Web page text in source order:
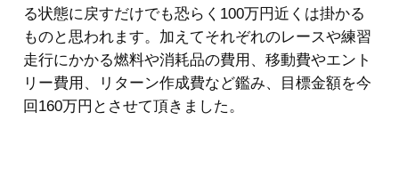
る状態に戻すだけでも恐らく100万円近くは掛かる
ものと思われます。加えてそれぞれのレースや練習
走行にかかる燃料や消耗品の費用、移動費やエント
リー費用、リターン作成費など鑑み、目標金額を今
回160万円とさせて頂きました。